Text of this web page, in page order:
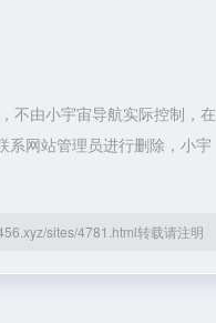
不由小宇宙导航实际控制，在
系网站管理员进行删除，小宇
sites/4781.html转载请注明